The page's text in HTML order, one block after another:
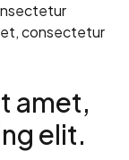
consectetur
amet,
elit.